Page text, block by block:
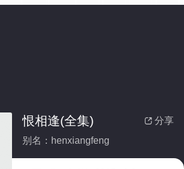
 分享
恨相逢(全集)
别名：henxiangfeng